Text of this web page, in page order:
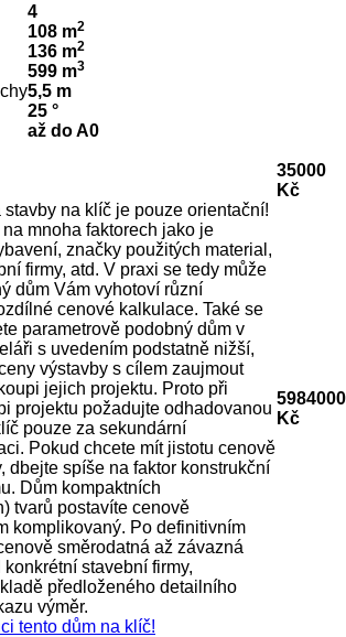
4
108 m2
136 m2
599 m3
5,5 m
25 °
až do A0
35000
Kč
stavby na klíč je pouze orientační!
mnoha faktorech jako je
značky použitých material,
firmy, atd. V praxi se tedy může
dům Vám vyhotoví různí
cenové kalkulace. Také se
parametrově podobný dům v
s uvedením podstatně nižší,
výstavby s cílem zaujmout
jejich projektu. Proto při
projektu požadujte odhadovanou
pouze za sekundární
Pokud chcete mít jistotu cenově
dbejte spíše na faktor konstrukční
Dům kompaktních
tvarů postavíte cenově
komplikovaný. Po definitivním
směrodatná až závazná
stavební firmy,
předloženého detailního
výměr.
5984000
Kč
tento dům na klíč!